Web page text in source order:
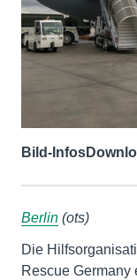
Bild-Infos
Berlin (ots)
Die
Rescue Germany